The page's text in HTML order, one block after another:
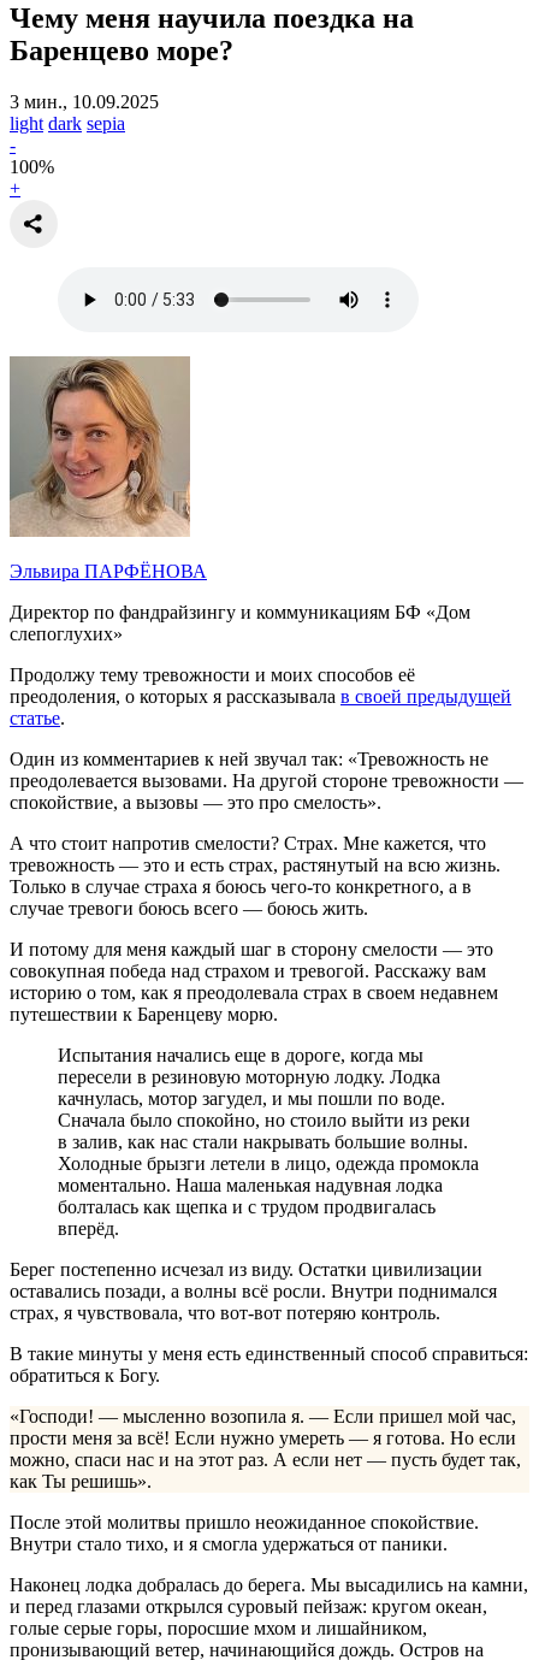
Чему меня научила поездка на
Баренцево море?
3 мин., 10.09.2025
light dark sepia
-
100%
+
Эльвира ПАРФЁНОВА
Директор по фандрайзингу и коммуникациям БФ «Дом
слепоглухих»
Продолжу тему тревожности и моих способов её
преодоления, о которых я рассказывала в своей предыдущей
статье.
Один из комментариев к ней звучал так: «Тревожность не
преодолевается вызовами. На другой стороне тревожности —
спокойствие, а вызовы — это про смелость».
А что стоит напротив смелости? Страх. Мне кажется, что
тревожность — это и есть страх, растянутый на всю жизнь.
Только в случае страха я боюсь чего-то конкретного, а в
случае тревоги боюсь всего — боюсь жить.
И потому для меня каждый шаг в сторону смелости — это
совокупная победа над страхом и тревогой. Расскажу вам
историю о том, как я преодолевала страх в своем недавнем
путешествии к Баренцеву морю.
Испытания начались еще в дороге, когда мы
пересели в резиновую моторную лодку. Лодка
качнулась, мотор загудел, и мы пошли по воде.
Сначала было спокойно, но стоило выйти из реки
в залив, как нас стали накрывать большие волны.
Холодные брызги летели в лицо, одежда промокла
моментально. Наша маленькая надувная лодка
болталась как щепка и с трудом продвигалась
вперёд.
Берег постепенно исчезал из виду. Остатки цивилизации
оставались позади, а волны всё росли. Внутри поднимался
страх, я чувствовала, что вот-вот потеряю контроль.
В такие минуты у меня есть единственный способ справиться:
обратиться к Богу.
«Господи! — мысленно возопила я. — Если пришел мой час,
прости меня за всё! Если нужно умереть — я готова. Но если
можно, спаси нас и на этот раз. А если нет — пусть будет так,
как Ты решишь».
После этой молитвы пришло неожиданное спокойствие.
Внутри стало тихо, и я смогла удержаться от паники.
Наконец лодка добралась до берега. Мы высадились на камни,
и перед глазами открылся суровый пейзаж: кругом океан,
голые серые горы, поросшие мхом и лишайником,
пронизывающий ветер, начинающийся дождь. Остров на